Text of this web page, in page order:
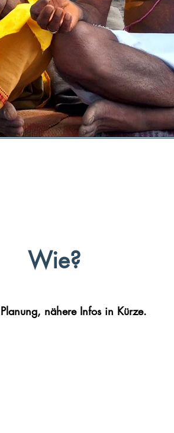
Wie?
nähere Infos in Kürze.